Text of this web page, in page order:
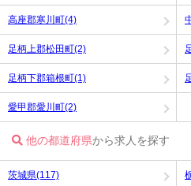
高座郡寒川町(4)
足柄上郡松田町(2)
足柄下郡箱根町(1)
愛甲郡愛川町(2)
他の都道府県から求人を探す
茨城県(117)